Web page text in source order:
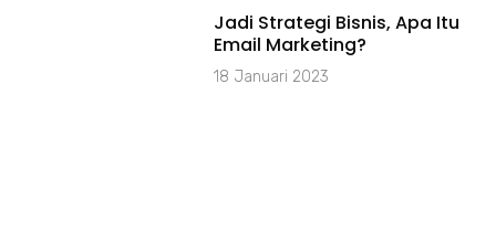
Jadi Strategi Bisnis, Apa Itu
Email Marketing?
18 Januari 2023